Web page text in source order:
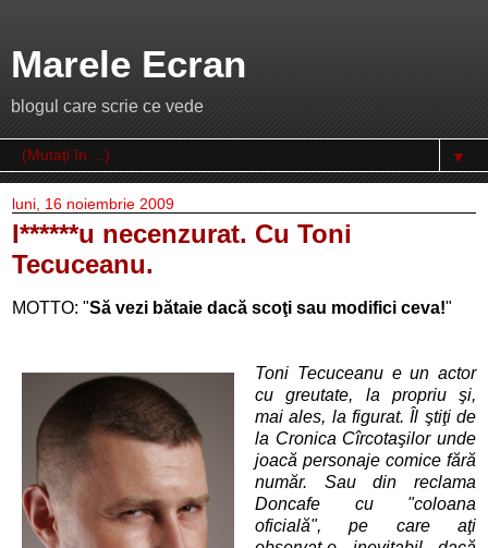
Marele Ecran
blogul care scrie ce vede
▼
luni, 16 noiembrie 2009
I******u necenzurat. Cu Toni
Tecuceanu.
MOTTO: "Să vezi bătaie dacă scoţi sau modifici ceva!"
Toni Tecuceanu e un actor
cu greutate, la propriu şi,
mai ales, la figurat. Îl ştiţi de
la Cronica Cîrcotaşilor unde
joacă personaje comice fără
număr. Sau din reclama
Doncafe cu "coloana
oficială", pe care aţi